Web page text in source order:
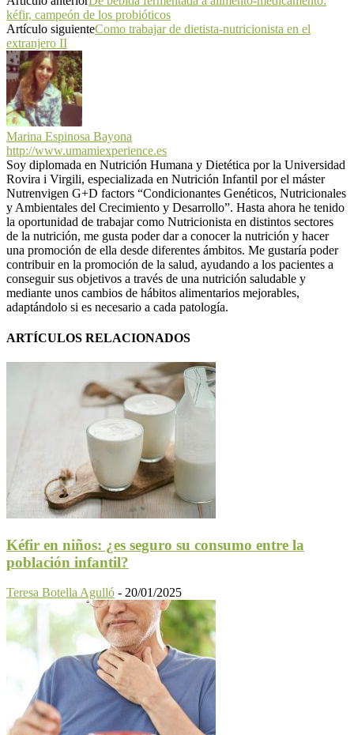
kéfir, campeón de los probióticos
Artículo siguienteComo trabajar de dietista-nutricionista en el
extranjero II
Marina Espinosa Bayona
http://www.umamiexperience.es
Soy diplomada en Nutrición Humana y Dietética por la Universidad
Rovira i Virgili, especializada en Nutrición Infantil por el máster
Nutrenvigen G+D factors “Condicionantes Genéticos, Nutricionales
y Ambientales del Crecimiento y Desarrollo”. Hasta ahora he tenido
la oportunidad de trabajar como Nutricionista en distintos sectores
de la nutrición, me gusta poder dar a conocer la nutrición y hacer
una promoción de ella desde diferentes ámbitos. Me gustaría poder
contribuir en la promoción de la salud, ayudando a los pacientes a
conseguir sus objetivos a través de una nutrición saludable y
mediante unos cambios de hábitos alimentarios mejorables,
adaptándolo si es necesario a cada patología.
ARTÍCULOS RELACIONADOS
Kéfir en niños: ¿es seguro su consumo entre la
población infantil?
Teresa Botella Agulló - 20/01/2025